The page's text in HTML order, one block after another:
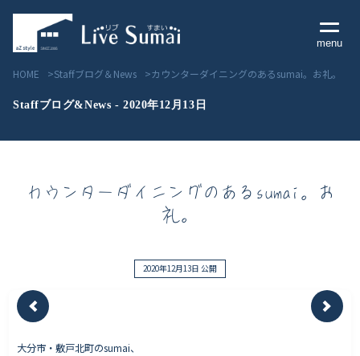
menu
Livesumai 住宅標準性能
HOME Staffブログ＆News カウンターダイニングのあるsumai。お礼。
Staffブログ&News - 2020年12月13日
カウンターダイニングのあるsumai。お
礼。
2020年12月13日 公開
大分市・敷戸北町のsumai、